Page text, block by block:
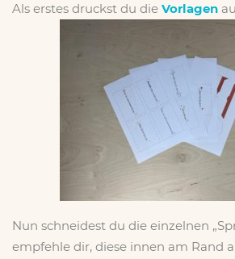
Als erstes druckst du die Vorlagen
Nun schneidest du die einzelnen
empfehle dir, diese innen am Rand